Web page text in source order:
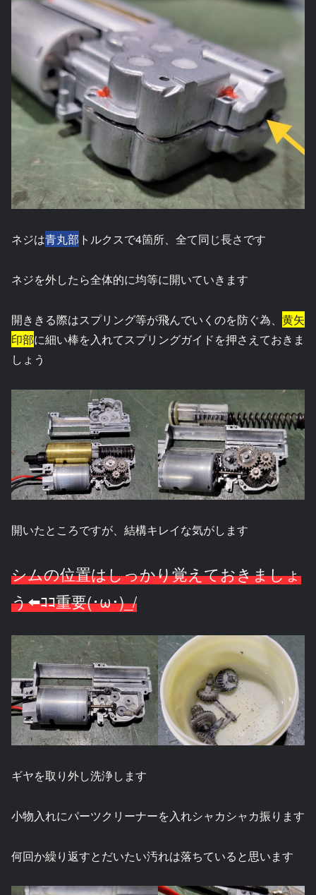
ネジは青丸部 トルクスで4箇所、全て同じ長さです
ネジを外したら全体的に均等に開いていきます
開ききる際はスプリング等が飛んでいくのを防ぐ為、 黄矢
印部に細い棒を入れてスプリングガイドを押さえておきま
しょう
開いたところですが、結構キレイな気がします
シムの位置はしっかり覚えておきましょ
う⬅️ｺｺ重要(･ω･)_/
ギヤを取り外し洗浄します
小物入れにパーツクリーナーを入れシャカシャカ振ります
何回か繰り返すとだいたい汚れは落ちていると思います